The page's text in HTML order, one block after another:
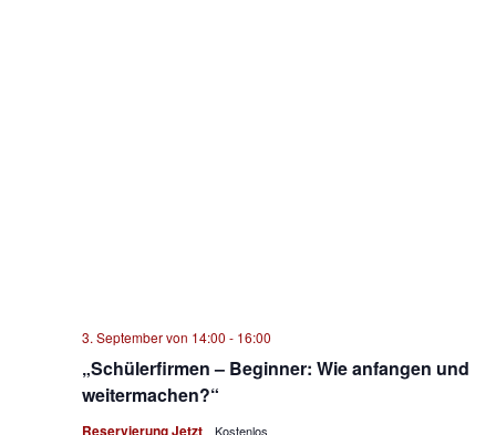
„Schülerfirmen – Beginner: Wie anfangen und
weitermachen?“
3. September von 14:00 - 16:00
Reservierung Jetzt Kostenlos